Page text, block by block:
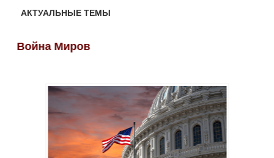
АКТУАЛЬНЫЕ ТЕМЫ
Война Миров